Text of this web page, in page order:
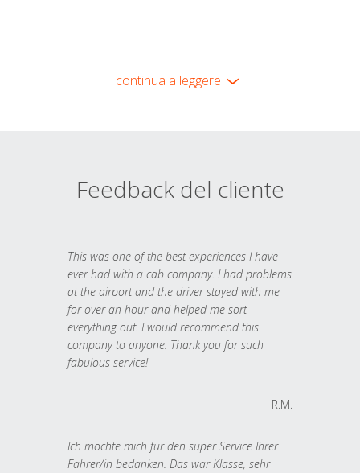
continua a leggere
Feedback del cliente
This was one of the best experiences I have
ever had with a cab company. I had problems
at the airport and the driver stayed with me
for over an hour and helped me sort
everything out. I would recommend this
company to anyone. Thank you for such
fabulous service!
R.M.
Ich möchte mich für den super Service Ihrer
Fahrer/in bedanken. Das war Klasse, sehr